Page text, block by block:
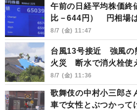
午前の日経平均株価
比－644円） 円相場
8/7 (金) 11:47
台風13号接近 強風の
火災 断水で消火栓使
8/7 (金) 11:36
歌舞伎の中村小三郎
車で女性とぶつかって